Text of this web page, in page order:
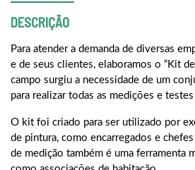
DESCRIÇÃO
Para atender a demanda de diversas
e de seus clientes, elaboramos o “Kit
campo surgiu a necessidade de um
para realizar todas as medições e
O kit foi criado para ser utilizado por
de pintura, como encarregados e
de medição também é uma ferramenta